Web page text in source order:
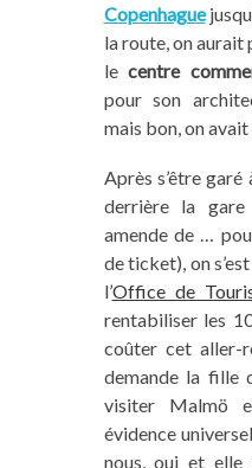
Copenhague
la route, on aurait
le centre
pour son
mais bon, on avait
Après s’être
derrière la
amende de …
de ticket), on
l’Office de
rentabiliser les
coûter cet aller-
demande la fille
visiter Malmö
évidence
nous, oui et elle